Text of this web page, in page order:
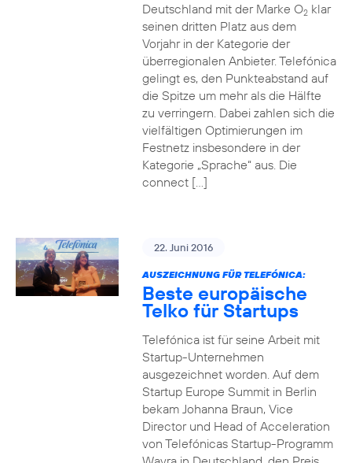
Deutschland mit der Marke O2klar
seinen dritten Platz aus dem
Vorjahr in der Kategorie der
überregionalen Anbieter. Telefónica
gelingt es, den Punkteabstand auf
die Spitze um mehr als die Hälfte
zu verringern. Dabei zahlen sich die
vielfältigen Optimierungen im
Festnetz insbesondere in der
Kategorie „Sprache“ aus. Die
connect […]
22. Juni 2016
AUSZEICHNUNG FÜR TELEFÓNICA:
Beste europäische
Telko für Startups
Telefónica ist für seine Arbeit mit
Startup-Unternehmen
ausgezeichnet worden. Auf dem
Startup Europe Summit in Berlin
bekam Johanna Braun, Vice
Director und Head of Acceleration
von Telefónicas Startup-Programm